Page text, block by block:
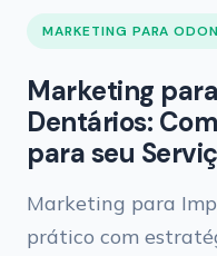
MARKETING PARA
Marketing
Dentários:
para seu
Marketing para
prático com